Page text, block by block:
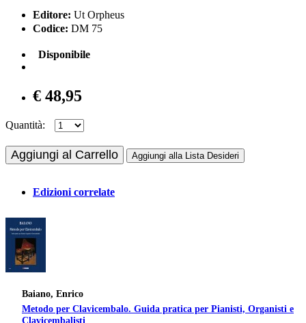
Editore: Ut Orpheus
Codice: DM 75
Disponibile
€ 48,95
Quantità:
Aggiungi al Carrello Aggiungi alla Lista Desideri
Edizioni correlate
Baiano, Enrico
Metodo per Clavicembalo. Guida pratica per Pianisti, Organisti e
Clavicembalisti